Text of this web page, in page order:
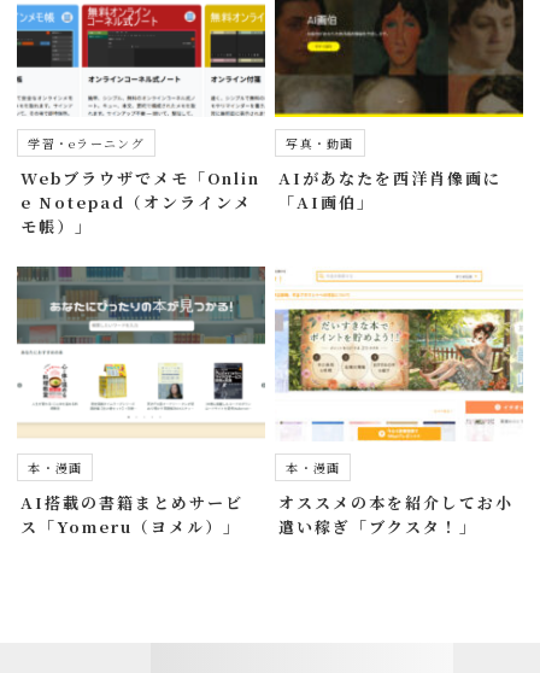
学習・eラーニング
Webブラウザでメモ「Onlin
e Notepad（オンラインメ
モ帳）」
写真・動画
AIがあなたを西洋肖像画に
「AI画伯」
本・漫画
AI搭載の書籍まとめサービ
ス「Yomeru（ヨメル）」
本・漫画
オススメの本を紹介してお小
遣い稼ぎ「ブクスタ！」